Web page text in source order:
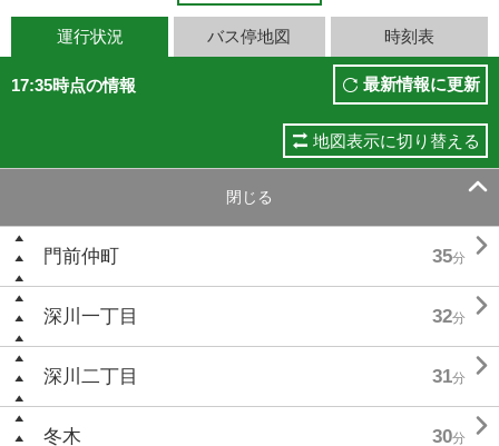
運行状況 バス停地図 時刻表
17:35時点の情報 最新情報に更新
地図表示に切り替える
閉じる 
門前仲町 35分 
深川一丁目 32分 
深川二丁目 31分 
冬木 30分 